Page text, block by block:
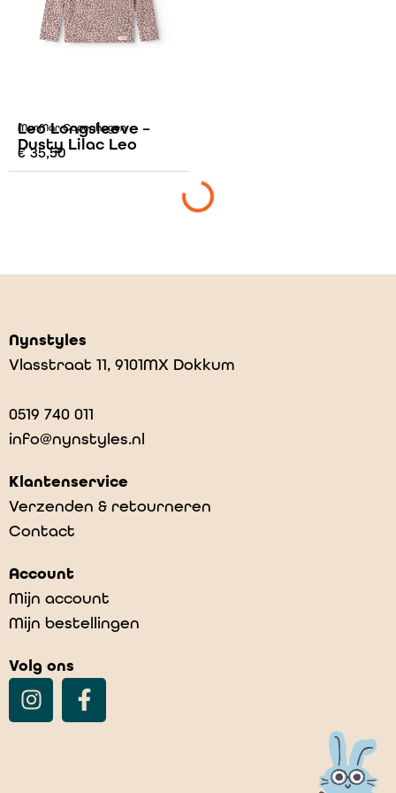
MarMar Copenhagen
Leo Longsleeve –
Dusty Lilac Leo
€35,50
Nynstyles
Vlasstraat 11, 9101MX Dokkum
0519 740 011
info@nynstyles.nl
Klantenservice
Verzenden & retourneren
Contact
Account
Mijn account
Mijn bestellingen
Volg ons